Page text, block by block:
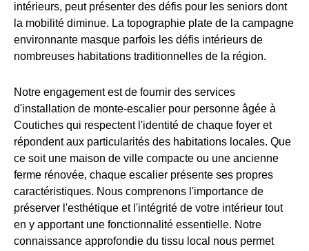
intérieurs, peut présenter des défis pour les seniors dont
la mobilité diminue. La topographie plate de la campagne
environnante masque parfois les défis intérieurs de
nombreuses habitations traditionnelles de la région.
Notre engagement est de fournir des services
d'installation de monte-escalier pour personne âgée à
Coutiches qui respectent l'identité de chaque foyer et
répondent aux particularités des habitations locales. Que
ce soit une maison de ville compacte ou une ancienne
ferme rénovée, chaque escalier présente ses propres
caractéristiques. Nous comprenons l'importance de
préserver l'esthétique et l'intégrité de votre intérieur tout
en y apportant une fonctionnalité essentielle. Notre
connaissance approfondie du tissu local nous permet